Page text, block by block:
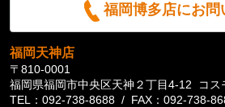
福岡博多店にお問
福岡天神店
〒810-0001
福岡県福岡市中央区天神２丁目4-12 コス
TEL：092-738-8688 / FAX：092-738-